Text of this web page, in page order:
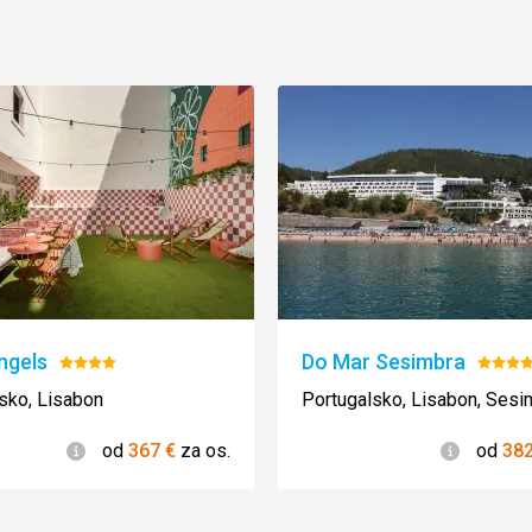
Hodnotenie:
4/5
Lisabon
Informácie
od 367 € za os.
Do Mar Sesimbra
4/5
Portugalsko, Lisabon,
od